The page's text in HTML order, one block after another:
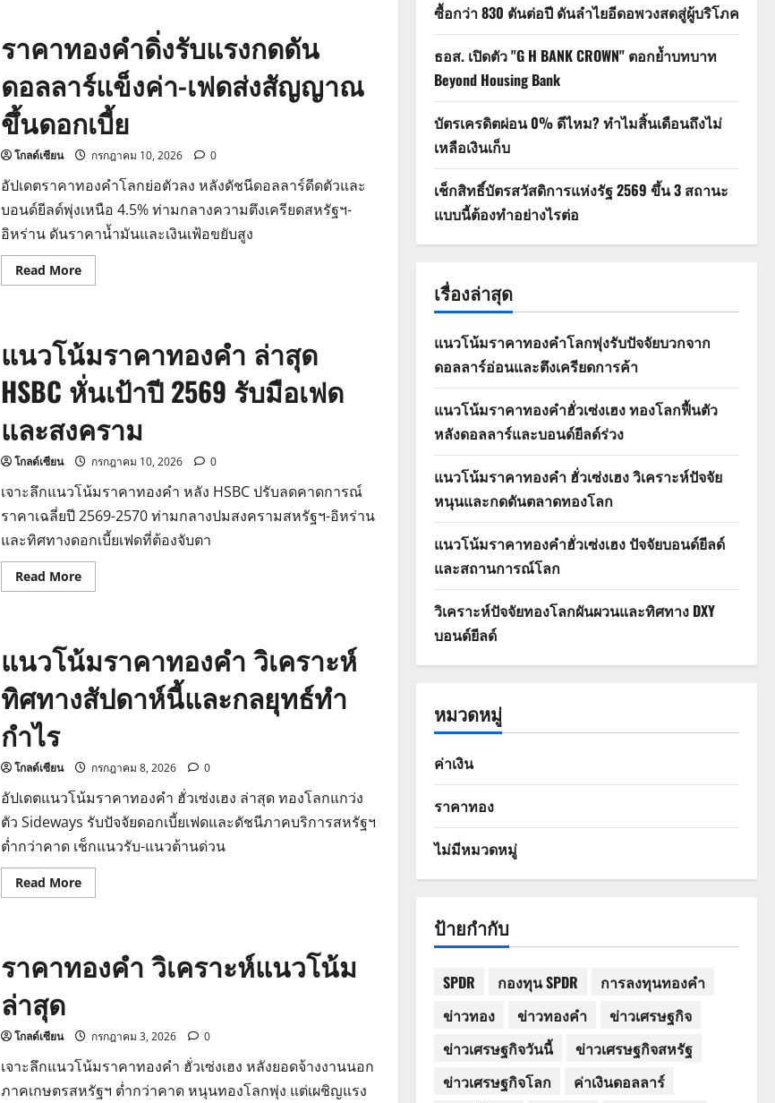
ราคา
ทองคำ
ปัจจัย
หนุน
ทอง
โลก
พุ่ง
ราคาทองคำดิ่งรับแรงกดดัน
ดอลลาร์แข็งค่า-เฟดส่งสัญญาณ
ขึ้นดอกเบี้ย
โกลด์เซียน กรกฎาคม 10, 2026 0
อัปเดตราคาทองคำโลกย่อตัวลง หลังดัชนีดอลลาร์ดีดตัวและ
บอนด์ยีลด์พุ่งเหนือ 4.5% ท่ามกลางความตึงเครียดสหรัฐฯ-
อิหร่าน ดันราคาน้ำมันและเงินเฟ้อขยับสูง
Read MoreRead
more
รับ
แรง
กดดัน
ดอลลาร์
แข็ง
ค่า-
เฟด
ส่ง
สัญญาณ
ขึ้น
ดอกเบี้ย
แนวโน้มราคาทองคำ ล่าสุด
HSBC หั่นเป้าปี 2569 รับมือเฟด
และสงคราม
โกลด์เซียน กรกฎาคม 10, 2026 0
เจาะลึกแนวโน้มราคาทองคำ หลัง HSBC ปรับลดคาดการณ์
ราคาเฉลี่ยปี 2569-2570 ท่ามกลางปมสงครามสหรัฐฯ-อิหร่าน
และทิศทางดอกเบี้ยเฟดที่ต้องจับตา
Read MoreRead
more
ทองคำ
ล่าสุด
HSBC
หั่น
เป้า
ปี
และ
สงคราม
แนวโน้มราคาทองคำ วิเคราะห์
ทิศทางสัปดาห์นี้และกลยุทธ์ทำ
กำไร
โกลด์เซียน กรกฎาคม 8, 2026 0
อัปเดตแนวโน้มราคาทองคำ ฮั่วเซ่งเฮง ล่าสุด ทองโลกแกว่ง
ตัว Sideways รับปัจจัยดอกเบี้ยเฟดและดัชนีภาคบริการสหรัฐฯ
ต่ำกว่าคาด เช็กแนวรับ-แนวต้านด่วน
Read MoreRead
more
ทองคำ
วิเคราะห์
ทิศทาง
กลยุทธ์
ทำ
กำไร
ราคาทองคำ วิเคราะห์แนวโน้ม
ล่าสุด
โกลด์เซียน กรกฎาคม 3, 2026 0
เจาะลึกแนวโน้มราคาทองคำ ฮั่วเซ่งเฮง หลังยอดจ้างงานนอก
ภาคเกษตรสหรัฐฯ ต่ำกว่าคาด หนุนทองโลกพุ่ง แต่เผชิญแรง
ซื้อกว่า 830 ตันต่อปี ดันลำไยอีดอพวงสดสู่ผู้บริโภค
ธอส. เปิดตัว "G H BANK CROWN" ตอกย้ำบทบาท
Beyond Housing Bank
บัตรเครดิตผ่อน 0% ดีไหม? ทำไมสิ้นเดือนถึงไม่
เหลือเงินเก็บ
เช็กสิทธิ์บัตรสวัสดิการแห่งรัฐ 2569 ขึ้น 3 สถานะ
แบบนี้ต้องทำอย่างไรต่อ
เรื่องล่าสุด
แนวโน้มราคาทองคำโลกพุ่งรับปัจจัยบวกจาก
ดอลลาร์อ่อนและตึงเครียดการค้า
แนวโน้มราคาทองคำฮั่วเซ่งเฮง ทองโลกฟื้นตัว
หลังดอลลาร์และบอนด์ยีลด์ร่วง
แนวโน้มราคาทองคำ ฮั่วเซ่งเฮง วิเคราะห์ปัจจัย
หนุนและกดดันตลาดทองโลก
แนวโน้มราคาทองคำฮั่วเซ่งเฮง ปัจจัยบอนด์ยีลด์
และสถานการณ์โลก
วิเคราะห์ปัจจัยทองโลกผันผวนและทิศทาง DXY
บอนด์ยีลด์
หมวดหมู่
ค่าเงิน
ราคาทอง
ไม่มีหมวดหมู่
ป้ายกำกับ
SPDR กองทุน SPDR
การลงทุนทองคำ
ข่าวทอง
ข่าวทองคำ
ข่าวเศรษฐกิจ
ข่าวเศรษฐกิจวันนี้
ข่าวเศรษฐกิจสหรัฐ
ข่าวเศรษฐกิจโลก
ค่าเงินดอลลาร์